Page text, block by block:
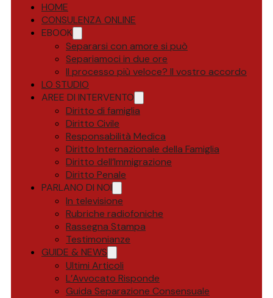
HOME
CONSULENZA ONLINE
EBOOK
Separarsi con amore si può
Separiamoci in due ore
Il processo più veloce? Il vostro accordo
LO STUDIO
AREE DI INTERVENTO
Diritto di famiglia
Diritto Civile
Responsabilità Medica
Diritto Internazionale della Famiglia
Diritto dell’Immigrazione
Diritto Penale
PARLANO DI NOI
In televisione
Rubriche radiofoniche
Rassegna Stampa
Testimonianze
GUIDE & NEWS
Ultimi Articoli
L’Avvocato Risponde
Guida Separazione Consensuale